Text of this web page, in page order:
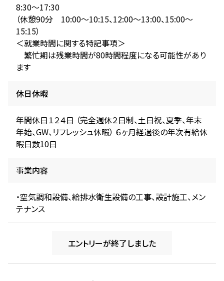
8:30～17:30
（休憩90分 10:00～10:15、12:00～13:00、15:00～
15:15）
＜就業時間に関する特記事項＞
繁忙期は残業時間が80時間程度になる可能性があり
ます
休日休暇
年間休日１２４日 （完全週休２日制、土日祝、夏季、年末
年始、GW、リフレッシュ休暇） ６ヶ月経過後の年次有給休
暇日数10日
事業内容
・空気調和設備、給排水衛生設備の工事、設計施工、メン
テナンス
エントリーが終了しました